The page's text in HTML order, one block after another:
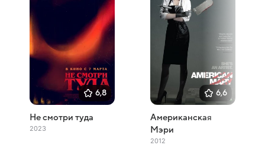
6,8
Не смотри туда
2023
6,6
Американская
Мэри
2012